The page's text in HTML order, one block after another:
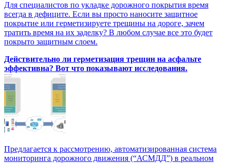
Для специалистов по укладке дорожного покрытия время
всегда в дефиците. Если вы просто наносите защитное
покрытие или герметизируете трещины на дороге, зачем
тратить время на их заделку? В любом случае все это будет
покрыто защитным слоем.
Действительно ли герметизация трещин на асфальте
эффективна? Вот что показывают исследования.
Предлагается к рассмотрению, автоматизированная система
мониторинга дорожного движения (“АСМДД”) в реальном